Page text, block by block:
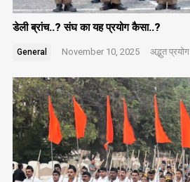
डेली ब्रांच..? संघ का यह प्रयोग कैसा..?
General November 10, 2025 अद्भुत प्रयोग